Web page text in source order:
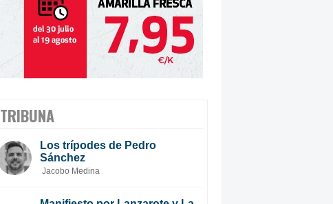
TRIBUNA
Los trípodes de Pedro
Sánchez
Jacobo Medina